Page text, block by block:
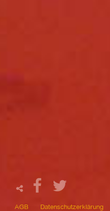
AGB Datenschutzerklärung